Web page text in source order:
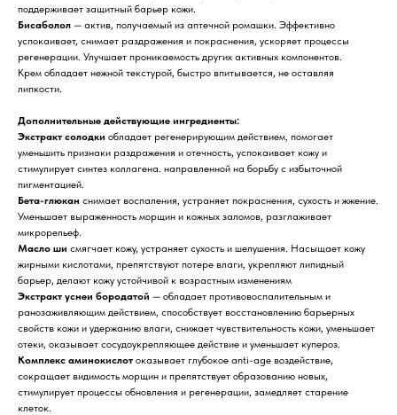
поддерживает защитный барьер кожи.
Бисаболол — актив, получаемый из аптечной ромашки. Эффективно
успокаивает, снимает раздражения и покраснения, ускоряет процессы
регенерации. Улучшает проникаемость других активных компонентов.
Крем обладает нежной текстурой, быстро впитывается, не оставляя
липкости.
Дополнительные действующие ингредиенты:
Экстракт солодки обладает регенерирующим действием, помогает
уменьшить признаки раздражения и отечность, успокаивает кожу и
стимулирует синтез коллагена. направленной на борьбу с избыточной
пигментацией.
Бета-глюкан снимает воспаления, устраняет покраснения, сухость и жжение.
Уменьшает выраженность морщин и кожных заломов, разглаживает
микрорельеф.
Масло ши смягчает кожу, устраняет сухость и шелушения. Насыщает кожу
жирными кислотами, препятствуют потере влаги, укрепляют липидный
барьер, делают кожу устойчивой к возрастным изменениям
Экстракт уснеи бородатой — обладает противовоспалительным и
ранозаживляющим действием, способствует восстановлению барьерных
свойств кожи и удержанию влаги, снижает чувствительность кожи, уменьшает
отеки, оказывает сосудоукрепляющее действие и уменьшает купероз.
Комплекс аминокислот оказывает глубокое anti-age воздействие,
сокращает видимость морщин и препятствует образованию новых,
стимулирует процессы обновления и регенерации, замедляет старение
клеток.
Для клиента
Каталог
Доставка и оплата
Контакты
О нас
Комсомольск-на-Амуре, ​
проспект Ленина 46 ТЦ Оникс
Контакты